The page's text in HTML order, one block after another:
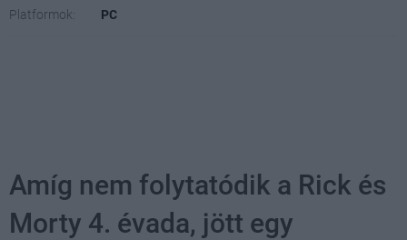
Platformok: PC
Amíg nem folytatódik a Rick és
Morty 4. évada, jött egy